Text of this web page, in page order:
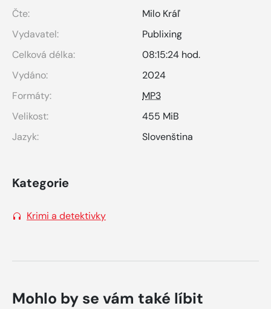
Čte:
Milo Kráľ
Vydavatel:
Publixing
Celková délka:
08:15:24 hod.
Vydáno:
2024
Formáty:
MP3
Velikost:
455 MiB
Jazyk:
Slovenština
Kategorie
Krimi a detektivky
Mohlo by se vám také líbit